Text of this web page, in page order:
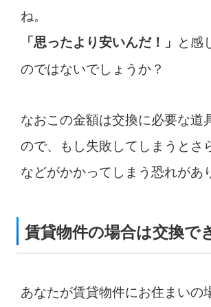
ね。
「思ったより安いんだ！」 と感
のではないでしょうか？
なおこの金額は交換に必要な道
ので、もし失敗してしまうとさ
などがかかってしまう恐れがあ
賃貸物件の場合は交換で
あなたが賃貸物件にお住まいの